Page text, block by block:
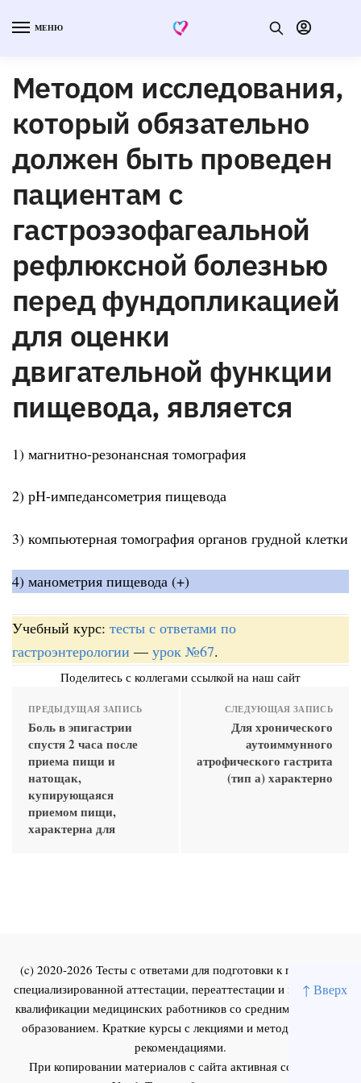
↑ Вверх
МЕНЮ
Методом исследования,
который обязательно
должен быть проведен
пациентам с
гастроэзофагеальной
рефлюксной болезнью
перед фундопликацией
для оценки
двигательной функции
пищевода, является
1) магнитно-резонансная томография
2) рН-импедансометрия пищевода
3) компьютерная томография органов грудной клетки
4) манометрия пищевода (+)
Учебный курс: тесты с ответами по
гастроэнтерологии — урок №67.
Поделитесь с коллегами ссылкой на наш сайт
ПРЕДЫДУЩАЯ ЗАПИСЬ
Боль в эпигастрии
спустя 2 часа после
приема пищи и
натощак,
купирующаяся
приемом пищи,
характерна для
СЛЕДУЮЩАЯ ЗАПИСЬ
Для хронического
аутоиммунного
атрофического гастрита
(тип а) характерно
(c) 2020-2026 Тесты с ответами для подготовки к первичной
специализированной аттестации, переаттестации и повышения
квалификации медицинских работников со средним и высшим
образованием. Краткие курсы с лекциями и методическими
рекомендациями.
При копировании материалов с сайта активная ссылка на